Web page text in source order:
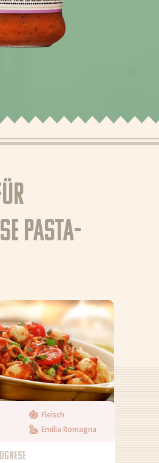
Pasta-
Fleisch
Emilia Romagna
Rezepte
Produkte
Bezugsquellen
DE (DE)
GR